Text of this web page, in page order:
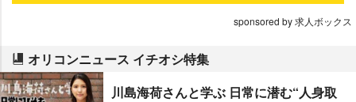
sponsored by 求人ボックス
オリコンニュース イチオシ特集
川島海荷さんと学ぶ 日常に潜む“人身取